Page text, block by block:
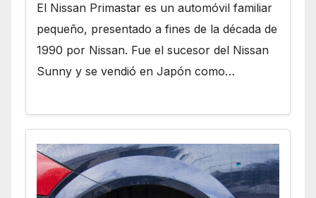
El Nissan Primastar es un automóvil familiar
pequeño, presentado a fines de la década de
1990 por Nissan. Fue el sucesor del Nissan
Sunny y se vendió en Japón como…